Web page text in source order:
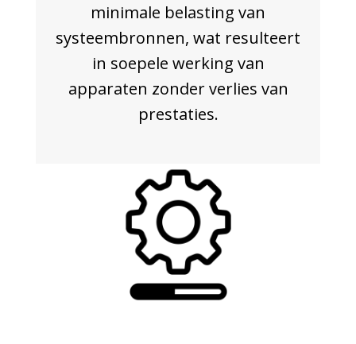
minimale belasting van
systeembronnen, wat resulteert
in soepele werking van
apparaten zonder verlies van
prestaties.